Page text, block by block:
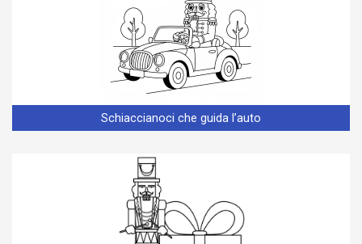
Schiaccianoci che guida l’auto